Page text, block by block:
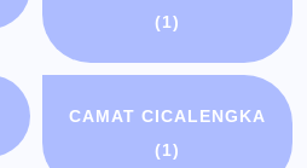
(1)
CAMAT CICALENGKA
(1)